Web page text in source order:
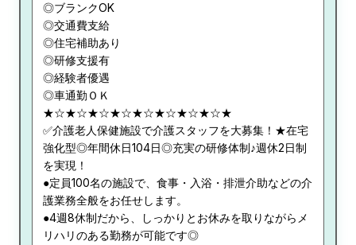
◎ブランクOK
◎交通費支給
◎住宅補助あり
◎研修支援有
◎経験者優遇
◎車通勤ＯＫ
★☆★☆★☆★☆★☆★☆★☆★☆★
✅介護老人保健施設で介護スタッフを大募集！★在宅
強化型◎年間休日104日◎充実の研修体制♪週休2日制
を実現！
●定員100名の施設で、食事・入浴・排泄介助などの介
護業務全般をお任せします。
●4週8休制だから、しっかりとお休みを取りながらメ
リハリのある勤務が可能です◎